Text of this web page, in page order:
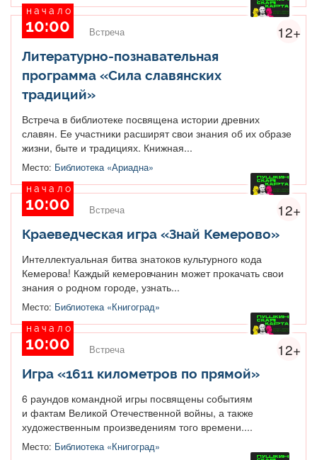
12+
начало
10:00 Встреча
Литературно-познавательная
программа «Сила славянских
традиций»
Встреча в библиотеке посвящена истории древних
славян. Ее участники расширят свои знания об их образе
жизни, быте и традициях. Книжная...
Место: Библиотека «Ариадна»
12+
начало
10:00 Встреча
Краеведческая игра «Знай Кемерово»
Интеллектуальная битва знатоков культурного кода
Кемерова! Каждый кемеровчанин может прокачать свои
знания о родном городе, узнать...
Место: Библиотека «Книгоград»
12+
начало
10:00 Встреча
Игра «1611 километров по прямой»
6 раундов командной игры посвящены событиям
и фактам Великой Отечественной войны, а также
художественным произведениям того времени....
Место: Библиотека «Книгоград»